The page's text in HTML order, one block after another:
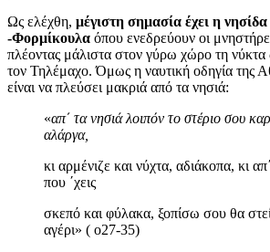
Ως ελέχθη, μέγιστη σημασία έχει η
-Φορμίκουλα όπου ενεδρεύουν οι
πλέοντας μάλιστα στον γύρω χώρο τη νύκτα
τον Τηλέμαχο. Όμως η ναυτική οδηγία της
είναι να πλεύσει μακριά από τα νησιά:
«απ΄ τα νησιά λοιπόν το στέριο σου
αλάργα,
κι αρμένιζε και νύχτα, αδιάκοπα, κι
που ΄χεις
σκεπό και φύλακα, ξοπίσω σου θα
αγέρι» ( ο27-35)